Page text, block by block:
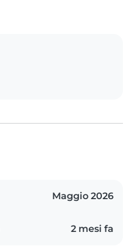
Maggio 2026
2 mesi fa